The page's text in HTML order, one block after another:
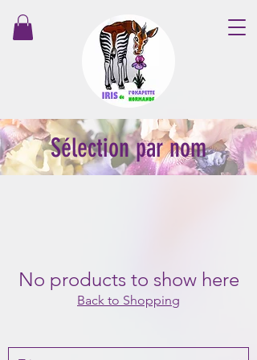
Sélection par nom
No products to show here
Back to Shopping